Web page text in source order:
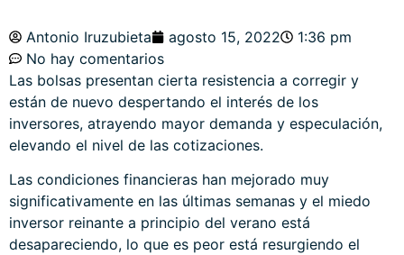
Antonio Iruzubieta agosto 15, 2022
1:36 pm
No hay comentarios
Las bolsas presentan cierta resistencia a corregir y
están de nuevo despertando el interés de los
inversores, atrayendo mayor demanda y especulación,
elevando el nivel de las cotizaciones.
Las condiciones financieras han mejorado muy
significativamente en las últimas semanas y el miedo
inversor reinante a principio del verano está
desapareciendo, lo que es peor está resurgiendo el